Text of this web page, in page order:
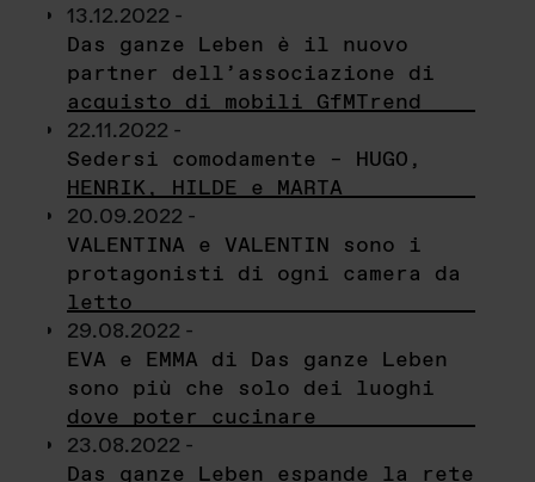
13.12.2022 -
Das ganze Leben è il nuovo
partner dell’associazione di
acquisto di mobili GfMTrend
22.11.2022 -
Sedersi comodamente – HUGO,
HENRIK, HILDE e MARTA
20.09.2022 -
VALENTINA e VALENTIN sono i
protagonisti di ogni camera da
letto
29.08.2022 -
EVA e EMMA di Das ganze Leben
sono più che solo dei luoghi
dove poter cucinare
23.08.2022 -
Das ganze Leben espande la rete